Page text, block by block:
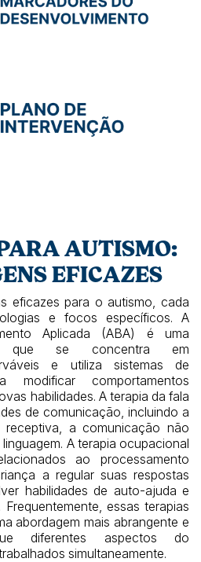
AUTISMO:
EFICAZES
eficazes para o autismo, cada
e focos específicos. A
Aplicada (ABA) é uma
que se concentra em
e utiliza sistemas de
comportamentos
habilidades. A terapia da fala
de comunicação, incluindo a
receptiva, a comunicação não
A terapia ocupacional
ao processamento
a regular suas respostas
habilidades de auto-ajuda e
essas terapias
abordagem mais abrangente e
diferentes aspectos do
simultaneamente.